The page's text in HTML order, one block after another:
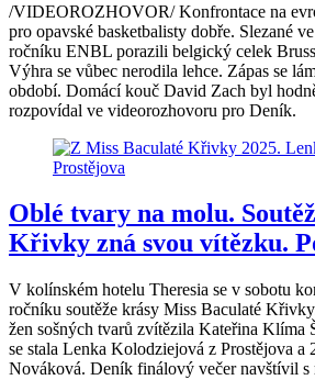
/VIDEOROZHOVOR/ Konfrontace na
pro opavské basketbalisty dobře. Slezané
ročníku ENBL porazili belgický celek
Výhra se vůbec nerodila lehce. Zápas se
období. Domácí kouč David Zach byl
rozpovídal ve videorozhovoru pro Deník.
Oblé tvary na molu.
Křivky zná svou vítězku.
V kolínském hotelu Theresia se v sobotu
ročníku soutěže krásy Miss Baculaté
žen sošných tvarů zvítězila Kateřina Klíma
se stala Lenka Kolodziejová z Prostějova a
Nováková. Deník finálový večer navštívil s